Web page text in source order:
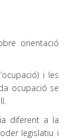
orientació
i les
ocupació se
diferent a la
legislatiu i